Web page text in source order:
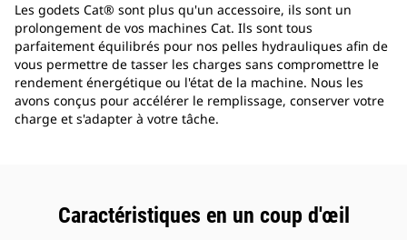
Les godets Cat® sont plus qu'un accessoire, ils sont un
prolongement de vos machines Cat. Ils sont tous
parfaitement équilibrés pour nos pelles hydrauliques afin de
vous permettre de tasser les charges sans compromettre le
rendement énergétique ou l'état de la machine. Nous les
avons conçus pour accélérer le remplissage, conserver votre
charge et s'adapter à votre tâche.
Caractéristiques en un coup d'œil